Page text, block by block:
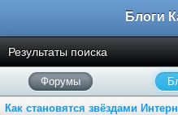
Результаты поиска
Форумы
Как становятся звёздами